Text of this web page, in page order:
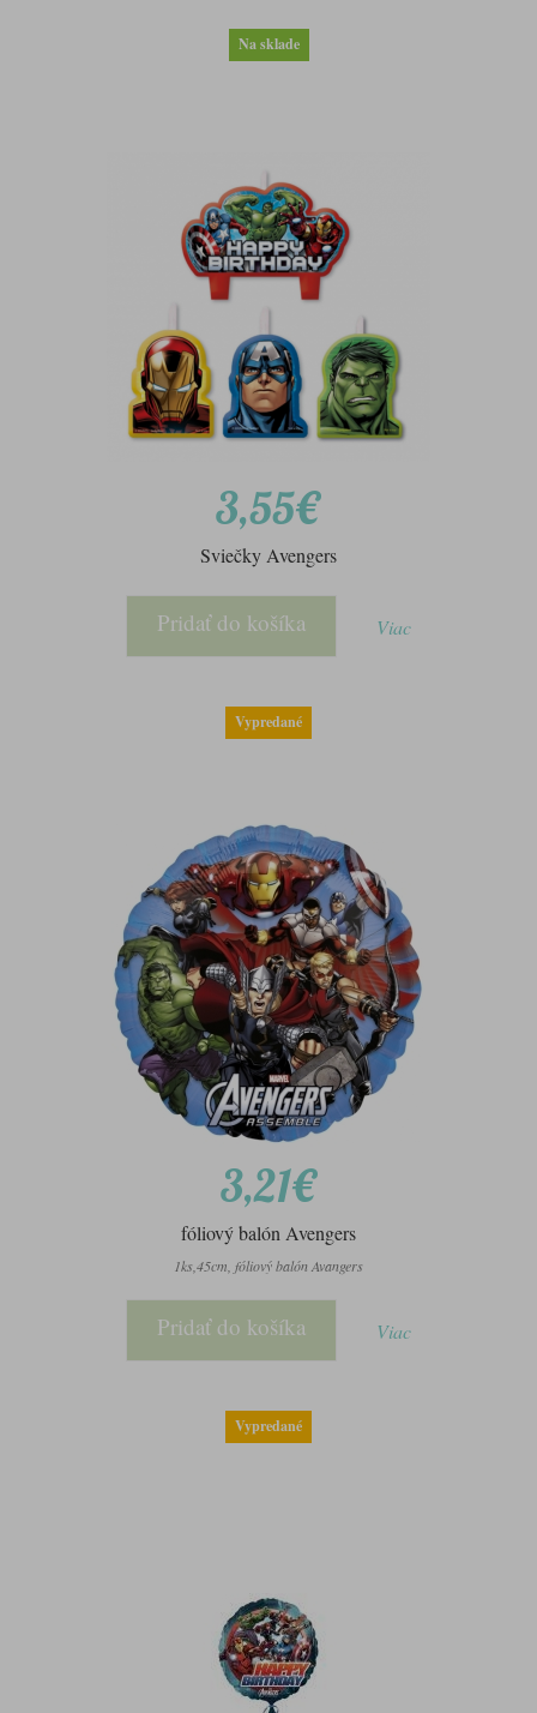
Na sklade
3,55€
Sviečky Avengers
Pridať do košíka Viac
Vypredané
3,21€
fóliový balón Avengers
1ks,45cm, fóliový balón Avangers
Pridať do košíka Viac
Vypredané